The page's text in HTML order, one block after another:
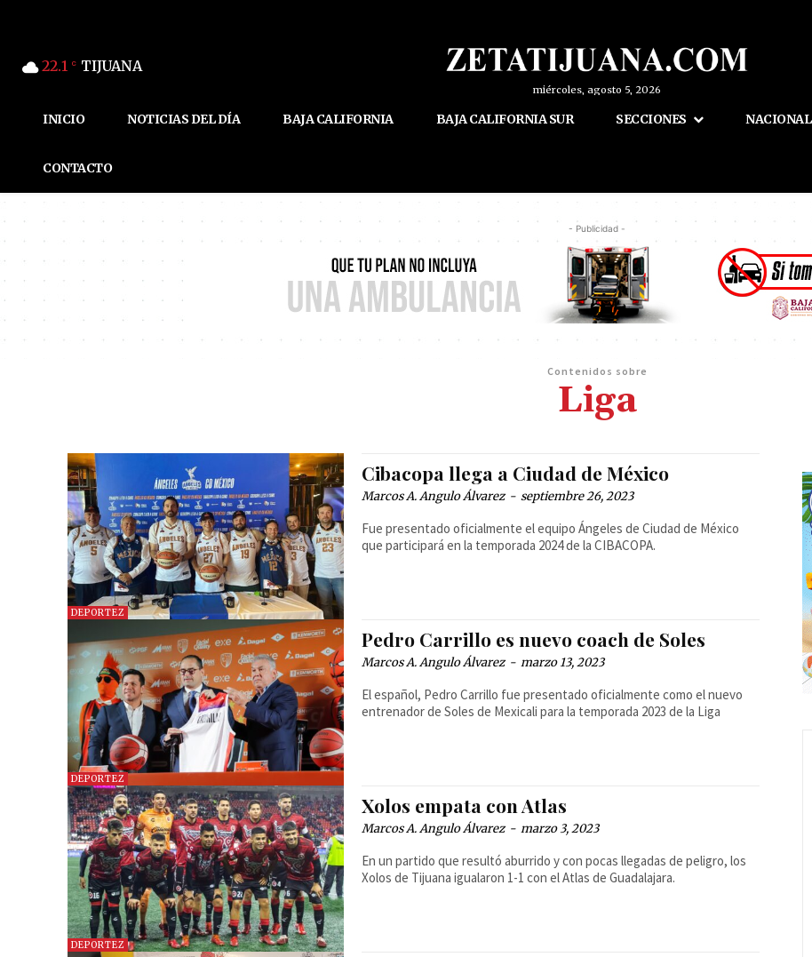
22.1 C TIJUANA
miércoles, agosto 5, 2026
INICIO NOTICIAS DEL DÍA BAJA CALIFORNIA BAJA CALIFORNIA SUR SECCIONES NACIONAL
CONTACTO
- Publicidad -
Contenidos sobre
Liga
DEPORTEZ
Cibacopa llega a Ciudad de México
Marcos A. Angulo Álvarez - septiembre 26, 2023
Fue presentado oficialmente el equipo Ángeles de Ciudad de México
que participará en la temporada 2024 de la CIBACOPA.
DEPORTEZ
Pedro Carrillo es nuevo coach de Soles
Marcos A. Angulo Álvarez - marzo 13, 2023
El español, Pedro Carrillo fue presentado oficialmente como el nuevo
entrenador de Soles de Mexicali para la temporada 2023 de la Liga
DEPORTEZ
Xolos empata con Atlas
Marcos A. Angulo Álvarez - marzo 3, 2023
En un partido que resultó aburrido y con pocas llegadas de peligro, los
Xolos de Tijuana igualaron 1-1 con el Atlas de Guadalajara.